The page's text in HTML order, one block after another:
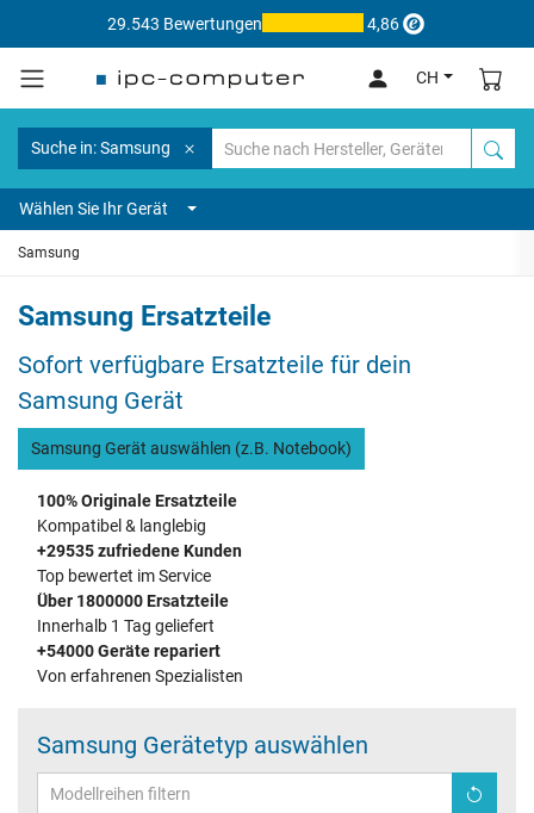
29.543 Bewertungen 4,86
CH
Suche in: Samsung
Wählen Sie Ihr Gerät
Samsung
Samsung Ersatzteile
Sofort verfügbare Ersatzteile für dein
Samsung Gerät
Samsung Gerät auswählen (z.B. Notebook)
100% Originale Ersatzteile
Kompatibel & langlebig
+29535 zufriedene Kunden
Top bewertet im Service
Über 1800000 Ersatzteile
Innerhalb 1 Tag geliefert
+54000 Geräte repariert
Von erfahrenen Spezialisten
Samsung Gerätetyp auswählen